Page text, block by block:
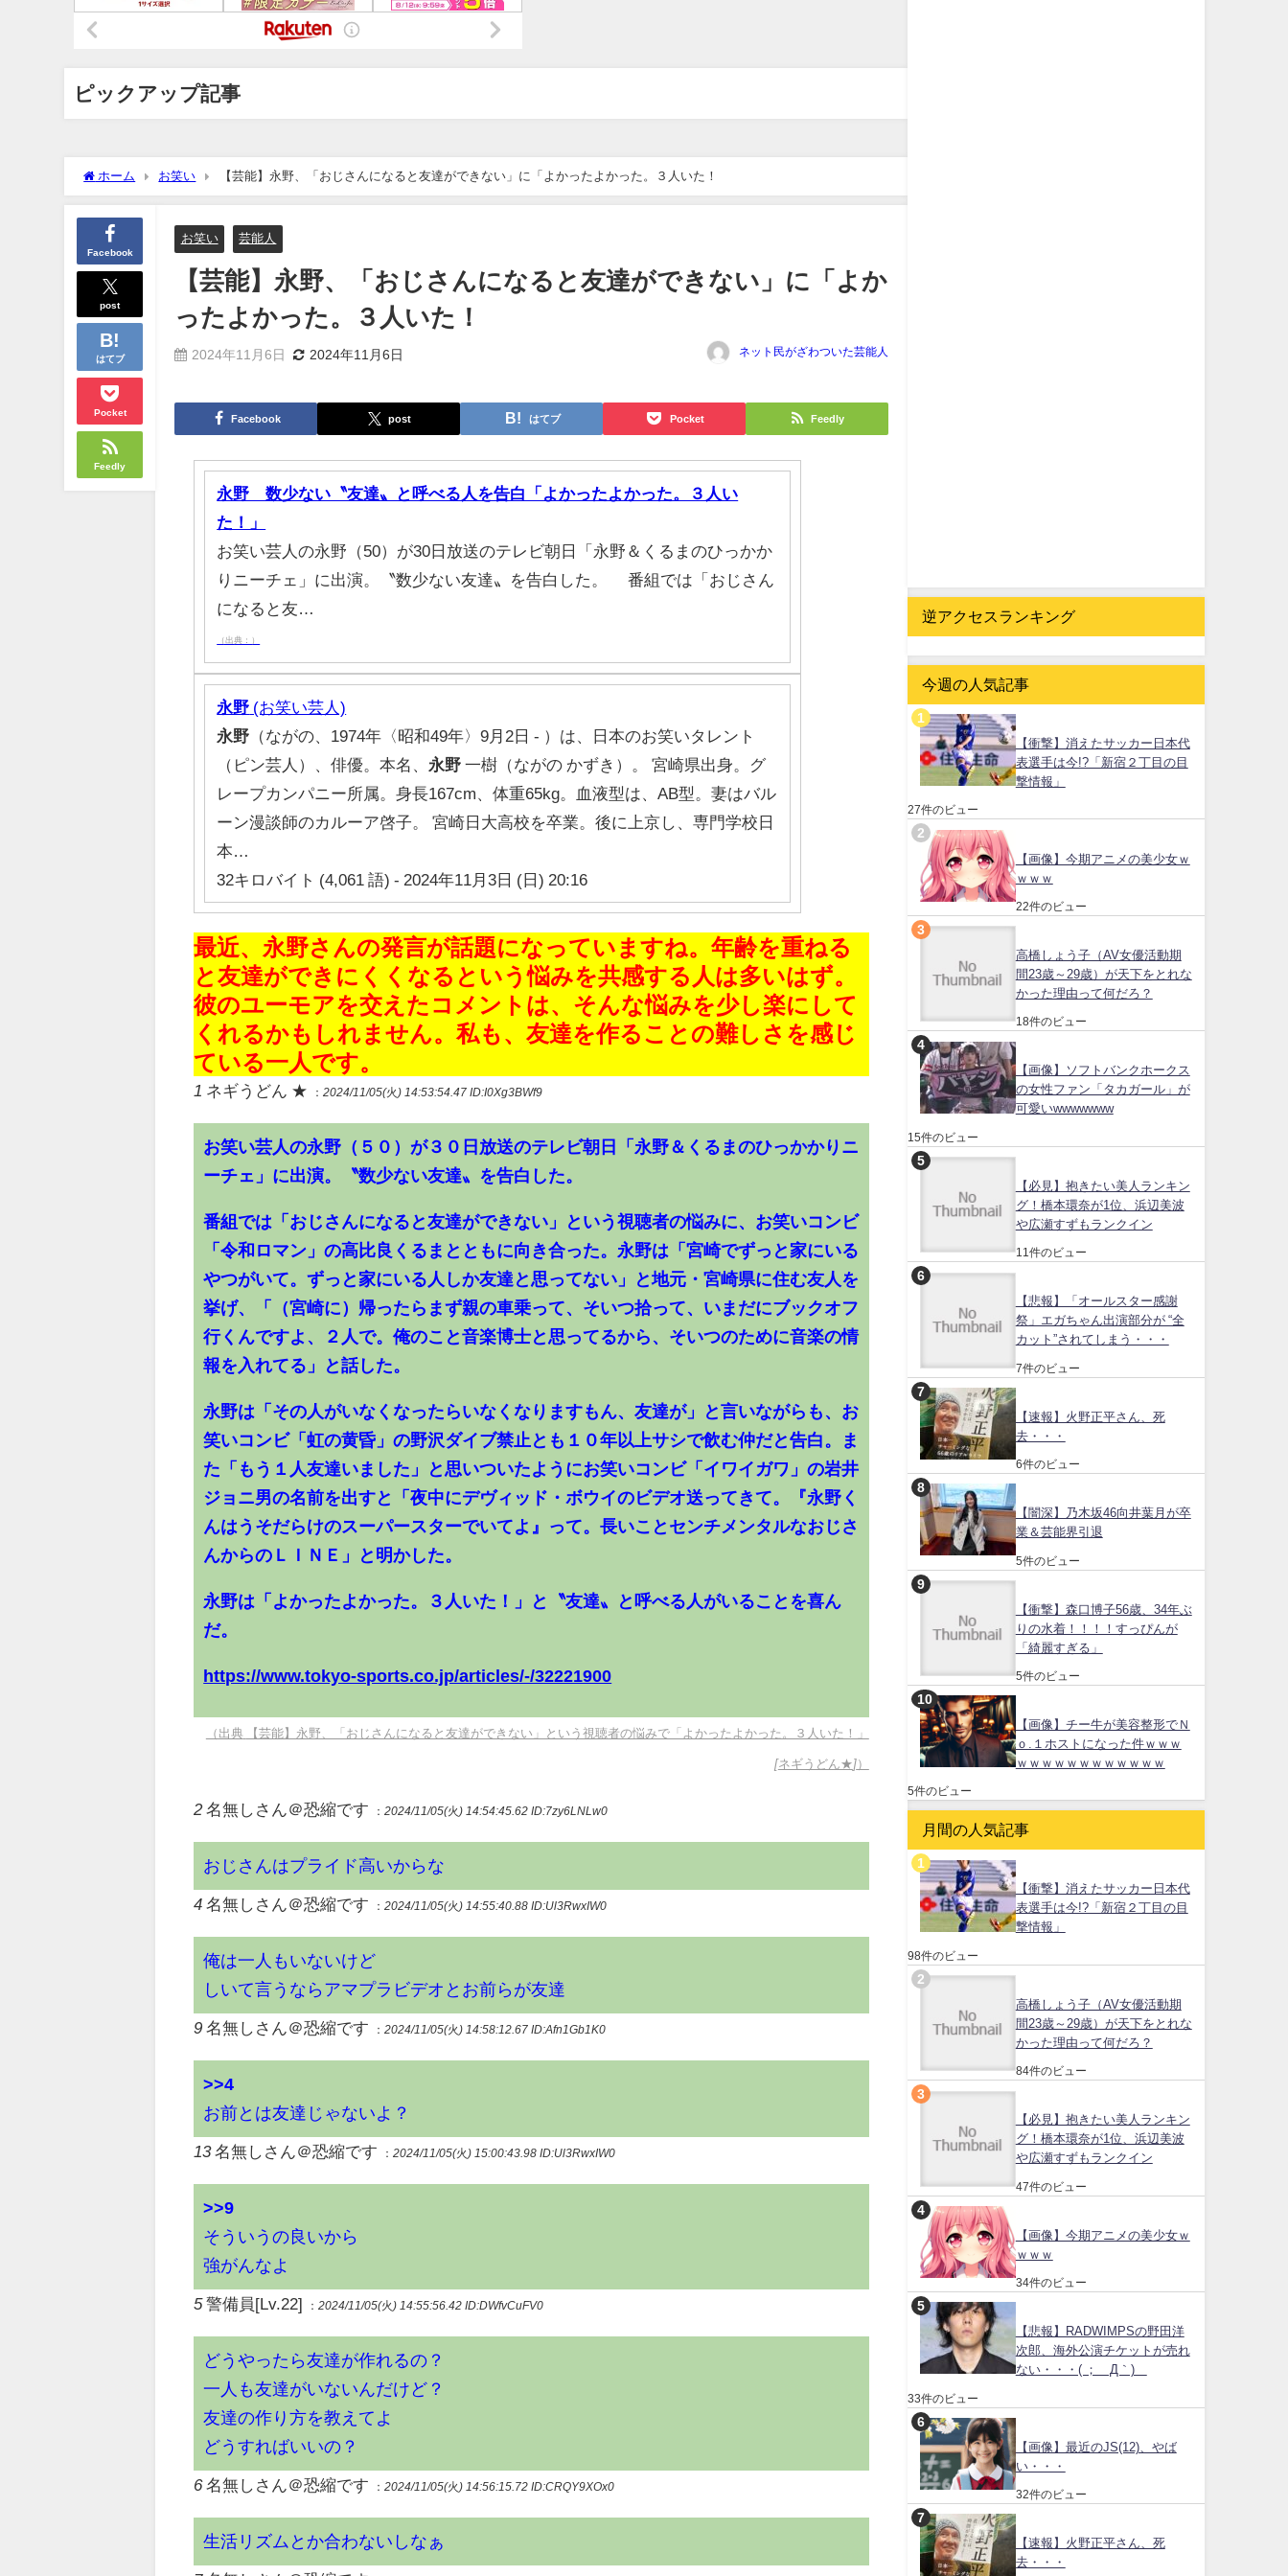
ピックアップ記事
ホーム お笑い 【芸能】永野、「おじさんになると友達ができない」に「よかったよかった。３人いた！
Facebook
post
はてブ
Pocket
Feedly
お笑い 芸能人
【芸能】永野、「おじさんになると友達ができない」に「よか
ったよかった。３人いた！
2024年11月6日 2024年11月6日 ネット民がざわついた芸能人
Facebook post はてブ Pocket Feedly
永野 数少ない〝友達〟と呼べる人を告白「よかったよかった。３人い
た！」
お笑い芸人の永野（50）が30日放送のテレビ朝日「永野＆くるまのひっかか
りニーチェ」に出演。〝数少ない友達〟を告白した。 番組では「おじさん
になると友…
（出典：）
永野 (お笑い芸人)
永野 （ながの、1974年〈昭和49年〉9月2日 - ）は、日本のお笑いタレント
（ピン芸人）、俳優。本名、 永野 一樹（ながの かずき）。 宮崎県出身。グ
レープカンパニー所属。身長167cm、体重65kg。血液型は、AB型。妻はバル
ーン漫談師のカルーア啓子。 宮崎日大高校を卒業。後に上京し、専門学校日
本…
32キロバイト (4,061 語) - 2024年11月3日 (日) 20:16
最近、永野さんの発言が話題になっていますね。年齢を重ねる
と友達ができにくくなるという悩みを共感する人は多いはず。
彼のユーモアを交えたコメントは、そんな悩みを少し楽にして
くれるかもしれません。私も、友達を作ることの難しさを感じ
ている一人です。
1 ネギうどん ★ ：2024/11/05(火 ) 14:53:54.47ID:I0Xg3BWf9
お笑い芸人の永野（５０）が３０日放送のテレビ朝日「永野＆くるまのひっかかりニ
ーチェ」に出演。〝数少ない友達〟を告白した。
番組では「おじさんになると友達ができない」という視聴者の悩みに、お笑いコンビ
「令和ロマン」の高比良くるまとともに向き合った。永野は「宮崎でずっと家にいる
やつがいて。ずっと家にいる人しか友達と思ってない」と地元・宮崎県に住む友人を
挙げ、「（宮崎に）帰ったらまず親の車乗って、そいつ拾って、いまだにブックオフ
行くんですよ、２人で。俺のこと音楽博士と思ってるから、そいつのために音楽の情
報を入れてる」と話した。
永野は「その人がいなくなったらいなくなりますもん、友達が」と言いながらも、お
笑いコンビ「虹の黄昏」の野沢ダイブ禁止とも１０年以上サシで飲む仲だと告白。ま
た「もう１人友達いました」と思いついたようにお笑いコンビ「イワイガワ」の岩井
ジョニ男の名前を出すと「夜中にデヴィッド・ボウイのビデオ送ってきて。『永野く
んはうそだらけのスーパースターでいてよ』って。長いことセンチメンタルなおじさ
んからのＬＩＮＥ」と明かした。
永野は「よかったよかった。３人いた！」と〝友達〟と呼べる人がいることを喜ん
だ。
https://www.tokyo-sports.co.jp/articles/-/32221900
（出典 【芸能】永野、「おじさんになると友達ができない」という視聴者の悩みで「よかったよかった。３人いた！」
[ネギうどん★]）
2 名無しさん＠恐縮です ：2024/11/05(火 ) 14:54:45.62ID:7zy6LNLw0
おじさんはプライド高いからな
4 名無しさん＠恐縮です ：2024/11/05(火 ) 14:55:40.88ID:Ul3RwxIW0
俺は一人もいないけど
しいて言うならアマプラビデオとお前らが友達
9 名無しさん＠恐縮です ：2024/11/05(火 ) 14:58:12.67ID:Afn1Gb1K0
>>4
お前とは友達じゃないよ？
13 名無しさん＠恐縮です ：2024/11/05(火 ) 15:00:43.98ID:Ul3RwxIW0
>>9
そういうの良いから
強がんなよ
5 警備員[Lv.22] ：2024/11/05(火 ) 14:55:56.42ID:DWfvCuFV0
どうやったら友達が作れるの？
一人も友達がいないんだけど？
友達の作り方を教えてよ
どうすればいいの？
6 名無しさん＠恐縮です ：2024/11/05(火 ) 14:56:15.72ID:CRQY9XOx0
生活リズムとか合わないしなぁ
逆アクセスランキング
今週の人気記事
【衝撃】消えたサッカー日本代
表選手は今!?「新宿２丁目の目
撃情報」
27件のビュー
【画像】今期アニメの美少女ｗ
ｗｗｗ
22件のビュー
高橋しょう子（AV女優活動期
間23歳～29歳）が天下をとれな
かった理由って何だろ？
18件のビュー
【画像】ソフトバンクホークス
の女性ファン「タカガール」が
可愛いwwwwwww
15件のビュー
【必見】抱きたい美人ランキン
グ！橋本環奈が1位、浜辺美波
や広瀬すずもランクイン
11件のビュー
【悲報】「オールスター感謝
祭」エガちゃん出演部分が “全
カット”されてしまう・・・
7件のビュー
【速報】火野正平さん、死
去・・・
6件のビュー
【闇深】乃木坂46向井葉月が卒
業＆芸能界引退
5件のビュー
【衝撃】森口博子56歳、34年ぶ
りの水着！！！！すっぴんが
「綺麗すぎる」
5件のビュー
【画像】チー牛が美容整形でＮ
ｏ.１ホストになった件ｗｗｗ
ｗｗｗｗｗｗｗｗｗｗｗｗ
5件のビュー
月間の人気記事
【衝撃】消えたサッカー日本代
表選手は今!?「新宿２丁目の目
撃情報」
98件のビュー
高橋しょう子（AV女優活動期
間23歳～29歳）が天下をとれな
かった理由って何だろ？
84件のビュー
【必見】抱きたい美人ランキン
グ！橋本環奈が1位、浜辺美波
や広瀬すずもランクイン
47件のビュー
【画像】今期アニメの美少女ｗ
ｗｗｗ
34件のビュー
【悲報】RADWIMPSの野田洋
次郎、海外公演チケットが売れ
ない・・・( ；´Д｀)
33件のビュー
【画像】最近のJS(12)、やば
い・・・
32件のビュー
【速報】火野正平さん、死
去・・・